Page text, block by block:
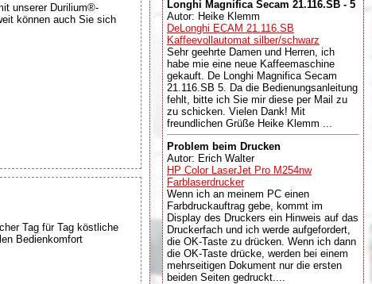
unserer Durilium®-
können auch Sie sich
Tag für Tag köstliche
Bedienkomfort
Longhi Magnifica Secam 21.116.SB - 5
Autor: Heike Klemm
DeLonghi ECAM 21.116.SB
Kaffeevollautomat silber/schwarz
Sehr geehrte Damen und Herren, ich
habe mie eine neue Kaffeemaschine
gekauft. De Longhi Magnifica Secam
21.116.SB 5. Da die Bedienungsanleitung
fehlt, bitte ich Sie mir diese per Mail zu
zu schicken. Vielen Dank! Mit
freundlichen Grüße Heike Klemm ...
Problem beim Drucken
Autor: Erich Walter
HP Color LaserJet Pro M254nw
Farblaserdrucker
Wenn ich an meinem PC einen
Farbdruckauftrag gebe, kommt im
Display des Druckers ein Hinweis auf das
Druckerfach und ich werde aufgefordert,
die OK-Taste zu drücken. Wenn ich dann
die OK-Taste drücke, werden bei einem
mehrseitigen Dokument nur die ersten
beiden Seiten gedruckt....